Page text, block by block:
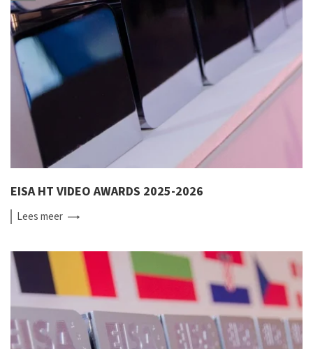
EISA HT VIDEO AWARDS 2025-2026
Leesmeer